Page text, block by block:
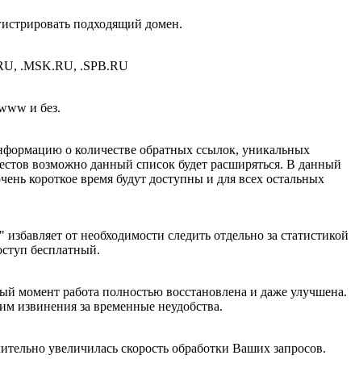
подходящий домен.
.MSK.RU, .SPB.RU
и без.
о количестве обратных ссылок, уникальных
возможно данный список будет расширяться. В данный
короткое время будут доступны и для всех остальных
от необходимости следить отдельно за статистикой
бесплатный.
момент работа полностью восстановлена и даже улучшена.
извинения за временные неудобства.
увеличилась скорость обработки Ваших запросов.